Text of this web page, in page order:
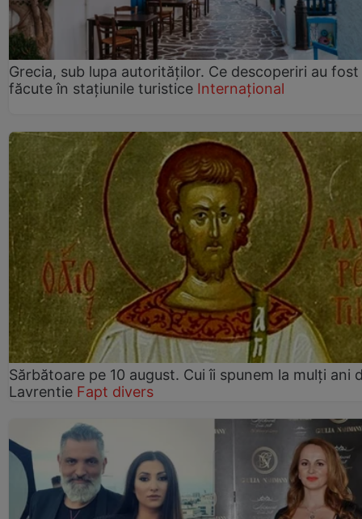
Grecia, sub lupa autorităților. Ce descoperiri au fost
făcute în stațiunile turistice Internațional
Sărbătoare pe 10 august. Cui îi spunem la mulți ani
Lavrentie Fapt divers